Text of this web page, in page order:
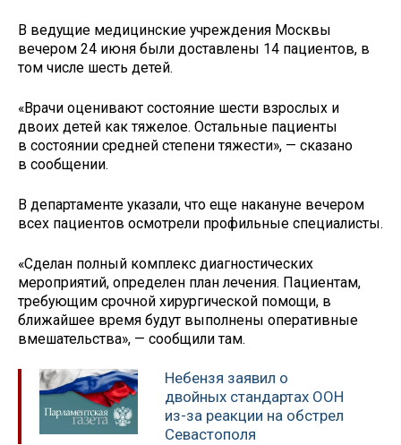
В ведущие медицинские учреждения Москвы
вечером 24 июня были доставлены 14 пациентов, в
том числе шесть детей.
«Врачи оценивают состояние шести взрослых и
двоих детей как тяжелое. Остальные пациенты
в состоянии средней степени тяжести», — сказано
в сообщении.
В департаменте указали, что еще накануне вечером
всех пациентов осмотрели профильные специалисты.
«Сделан полный комплекс диагностических
мероприятий, определен план лечения. Пациентам,
требующим срочной хирургической помощи, в
ближайшее время будут выполнены оперативные
вмешательства», — сообщили там.
Небензя заявил о
двойных стандартах ООН
из-за реакции на обстрел
Севастополя